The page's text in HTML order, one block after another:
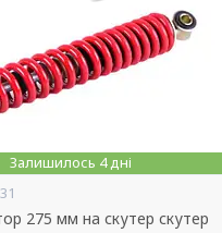
Залишилось 4 дні
275 мм на скутер скутер